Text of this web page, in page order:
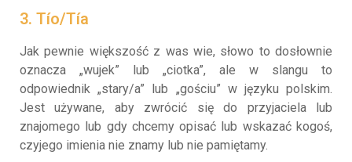
3. Tío/Tía
Jak pewnie większość z was wie, słowo to dosłownie
oznacza „wujek” lub „ciotka”, ale w slangu to
odpowiednik „stary/a” lub „gościu” w języku polskim.
Jest używane, aby zwrócić się do przyjaciela lub
znajomego lub gdy chcemy opisać lub wskazać kogoś,
czyjego imienia nie znamy lub nie pamiętamy.